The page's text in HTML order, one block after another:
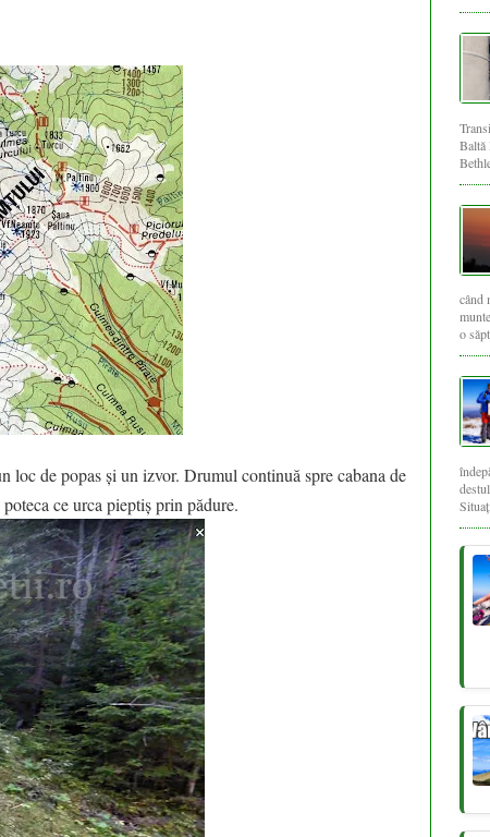
de popas și un izvor. Drumul continuă spre cabana de
ce urca pieptiș prin pădure.
Baltă
când
o